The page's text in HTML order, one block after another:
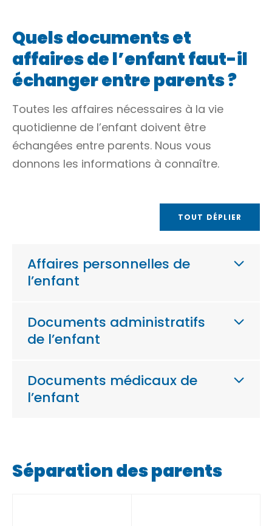
Quels documents et
affaires de l’enfant faut-il
échanger entre parents ?
Toutes les affaires nécessaires à la vie
quotidienne de l’enfant doivent être
échangées entre parents. Nous vous
donnons les informations à connaître.
TOUT DÉPLIER
Affaires personnelles de
l’enfant
Documents administratifs
de l’enfant
Documents médicaux de
l’enfant
Séparation des parents